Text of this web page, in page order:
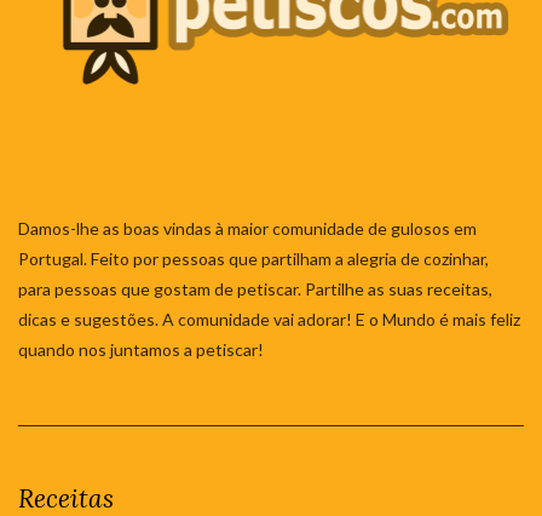
Damos-lhe as boas vindas à maior comunidade de gulosos em
Portugal. Feito por pessoas que partilham a alegria de cozinhar,
para pessoas que gostam de petiscar. Partilhe as suas receitas,
dicas e sugestões. A comunidade vai adorar! E o Mundo é mais feliz
quando nos juntamos a petiscar!
Receitas